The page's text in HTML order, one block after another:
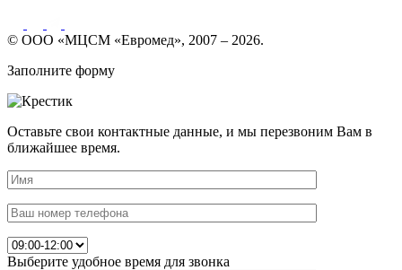
© ООО «МЦСМ «Евромед», 2007 – 2026.
Заполните форму
Оставьте свои контактные данные, и мы перезвоним Вам в
ближайшее время.
Выберите удобное время для звонка